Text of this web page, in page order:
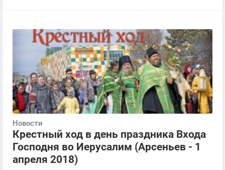
Новости
Крестный ход в день праздника Входа
Господня во Иерусалим (Арсеньев - 1
апреля 2018)